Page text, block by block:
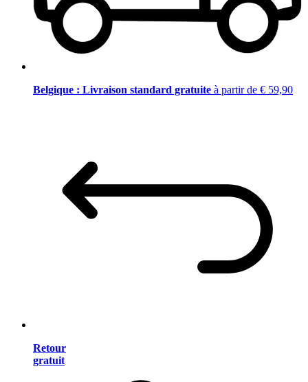
Belgique : Livraison standard gratuite à partir de € 59,90
Retour
gratuit